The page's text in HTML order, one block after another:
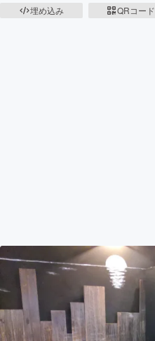
埋め込み
QRコード